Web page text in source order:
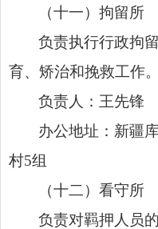
（十一）拘留所
负责执行行政拘
育、矫治和挽救工作。
负责人：王先锋
办公地址：新疆
村5组
（十二）看守所
负责对羁押人员的